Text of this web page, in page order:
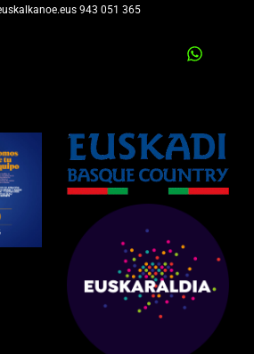
943 051 365